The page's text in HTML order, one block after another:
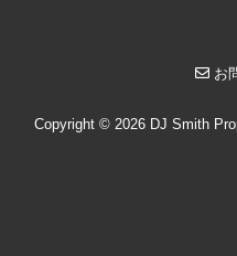
お
Copyright © 2026 DJ Smith